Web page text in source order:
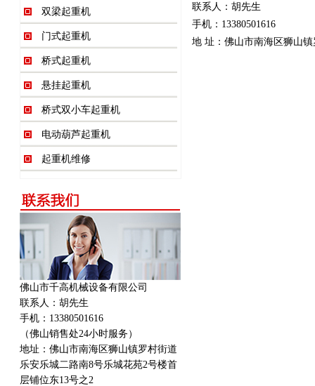
双梁起重机
门式起重机
桥式起重机
悬挂起重机
桥式双小车起重机
电动葫芦起重机
起重机维修
佛山市千高机械设备有限公司
联系人：胡先生
手机：13380501616
（佛山销售处24小时服务）
地址： 佛山市南海区狮山镇罗村街道
乐安乐城二路南8号乐城花苑2号楼首
层铺位东13号之2
联系人：胡先生
手机：13380501616
地 址：佛山市南海区狮山